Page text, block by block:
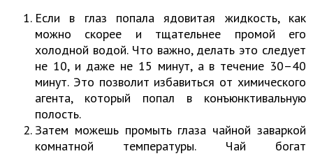
Если в глаз попала ядовитая жидкость, как
можно скорее и тщательнее промой его
холодной водой. Что важно, делать это следует
не 10, и даже не 15 минут, а в течение 30–40
минут. Это позволит избавиться от химического
агента, который попал в конъюнктивальную
полость.
Затем можешь промыть глаза чайной заваркой
комнатной температуры. Чай богат